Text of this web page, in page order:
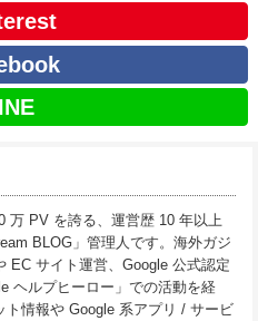
万 PV を誇る、運営歴 10 年以上
BLOG」管理人です。海外ガジ
EC サイト運営、Google 公式認定
ヘルプヒーロー」での活動を経
ト情報や Google 系アプリ / サービ